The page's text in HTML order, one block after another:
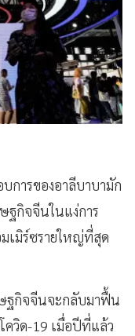
การของอาลีบาบามัก
ฐกิจจีนในแง่การ
เมิร์ซรายใหญ่ที่สุด
ษฐกิจจีนจะกลับมาฟื้น
ควิด-19 เมื่อปีที่แล้ว